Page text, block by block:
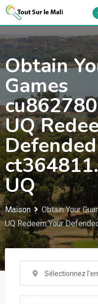
Aller
Obtain
Games
UQ
UQ
Maison
Obtain Your
UQ Redeem Your
Sélectionnez